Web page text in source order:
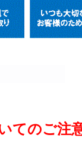
てのご注